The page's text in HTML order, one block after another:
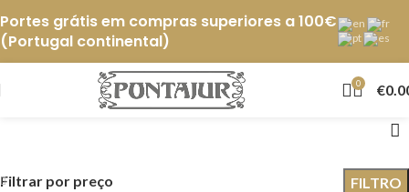
Portes grátis em compras superiores a 100€
(Portugal continental)
0 €
Filtrar por preço FILTRO